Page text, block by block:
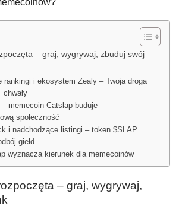
– graj, wygrywaj, zbuduj swój
rankingi i ekosystem Zealy – Twoja droga
chwały
memecoin Catslap buduje
społeczność
i nadchodzące listingi – token $SLAP
giełd
wyznacza kierunek dla memecoinów
– graj, wygrywaj,